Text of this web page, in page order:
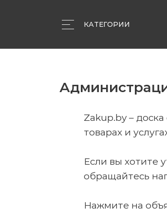
КАТЕГОРИИ
Zakup.by –
товарах и
Если вы хотите
обращайтесь
Нажмите на